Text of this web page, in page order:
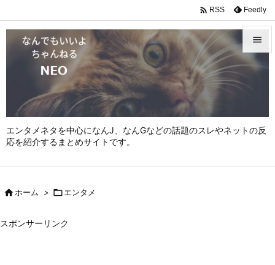
エンタメネタを中心になんJ、なんGなどの話題のスレやネットの反
応を紹介するまとめサイトです。



 RSS Feedly
ホーム > エンタメ
スポンサーリンク